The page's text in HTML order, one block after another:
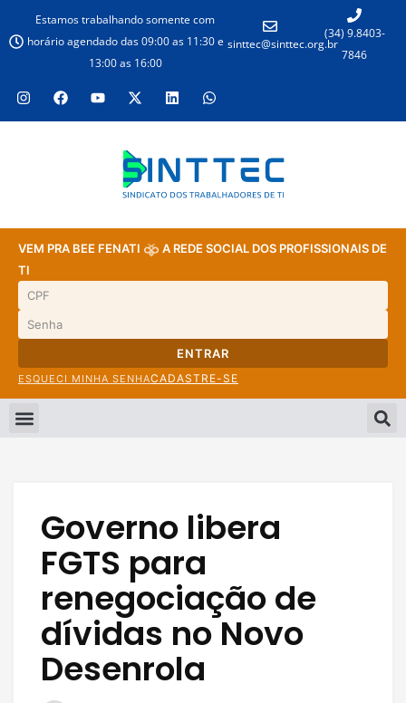
Estamos trabalhando somente com
horário agendado das 09:00 as 11:30 e
13:00 as 16:00
sinttec@sinttec.org.br
(34) 9.8403-
7846
VEM PRA BEE FENATI
A REDE SOCIAL DOS PROFISSIONAIS DE
TI
ENTRAR
ESQUECI MINHA SENHACADASTRE-SE
Governo libera
FGTS para
renegociação de
dívidas no Novo
Desenrola